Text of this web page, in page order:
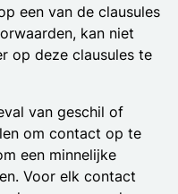
een van de clausules
kan niet
op deze clausules te
van geschil of
om contact op te
een minnelijke
Voor elk contact